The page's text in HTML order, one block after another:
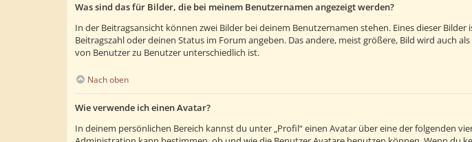
Was sind das für Bilder, die bei meinem Benutzernamen angezeigt werden?
In der Beitragsansicht können zwei Bilder bei deinem Benutzernamen stehen. Eines dieser
Beitragszahl oder deinen Status im Forum angeben. Das andere, meist größere, Bild wird auch
von Benutzer zu Benutzer unterschiedlich ist.
Nach oben
Wie verwende ich einen Avatar?
In deinem persönlichen Bereich kannst du unter „Profil“ einen Avatar über eine der folgenden